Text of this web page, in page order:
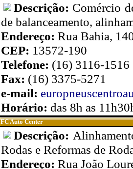
Descrição: Comércio
de balanceamento,
Endereço: Rua Bahia,
CEP: 13572-190
Telefone: (16) 3116-1516
Fax: (16) 3375-5271
e-mail:
Horário: das 8h as
FC Auto Center
Descrição:
Rodas e Reformas de
Endereço: Rua João